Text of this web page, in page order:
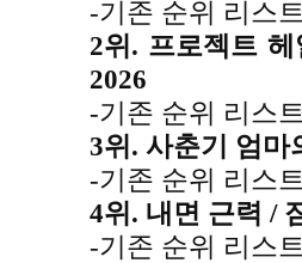
-기존 순위 리스
2위. 프로젝트
2026
-기존 순위 리스
3위. 사춘기 엄마
-기존 순위 리스
4위. 내면 근력 /
-기존 순위 리스